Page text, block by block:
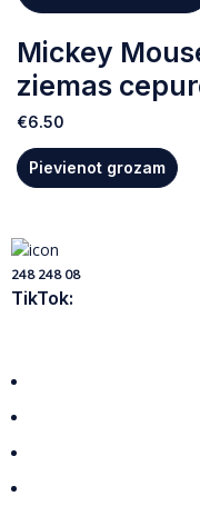
Mickey
ziemas
€6.50
Pievienot grozam
248 248 08
TikTok: